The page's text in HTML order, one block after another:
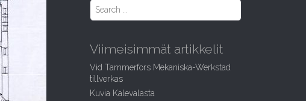
S
c
f
o
r
Viimeisimmät artikkelit
Vid Tammerfors Mekaniska-Werkstad
tillverkas
Kuvia Kalevalasta